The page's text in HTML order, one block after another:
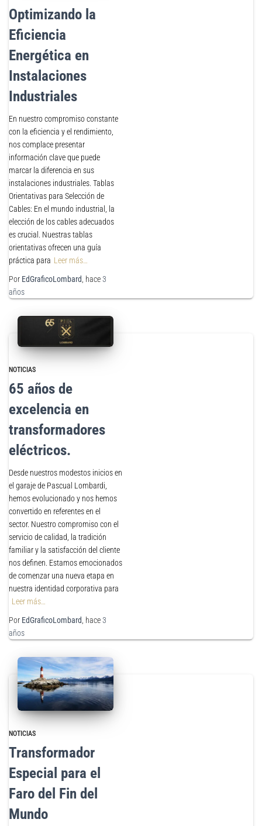
Optimizando la
Eficiencia
Energética en
Instalaciones
Industriales
En nuestro compromiso constante
con la eficiencia y el rendimiento,
nos complace presentar
información clave que puede
marcar la diferencia en sus
instalaciones industriales. Tablas
Orientativas para Selección de
Cables: En el mundo industrial, la
elección de los cables adecuados
es crucial. Nuestras tablas
orientativas ofrecen una guía
práctica para Leer más…
Por EdGraficoLombard , hace3
años
NOTICIAS
65 años de
excelencia en
transformadores
eléctricos.
Desde nuestros modestos inicios en
el garaje de Pascual Lombardi,
hemos evolucionado y nos hemos
convertido en referentes en el
sector. Nuestro compromiso con el
servicio de calidad, la tradición
familiar y la satisfacción del cliente
nos definen. Estamos emocionados
de comenzar una nueva etapa en
nuestra identidad corporativa para
Leer más…
Por EdGraficoLombard , hace3
años
NOTICIAS
Transformador
Especial para el
Faro del Fin del
Mundo